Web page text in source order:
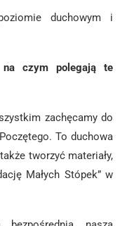
duchowym i
na czym polegają te
zachęcamy do
To duchowa
tworzyć materiały,
Małych Stópek” w